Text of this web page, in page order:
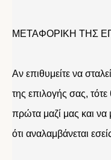
ΜΕΤΑΦΟΡΙΚΗ ΤΗΣ
Αν επιθυμείτε να
της επιλογής σας,
πρώτα μαζί μας και να
ότι αναλαμβάνεται